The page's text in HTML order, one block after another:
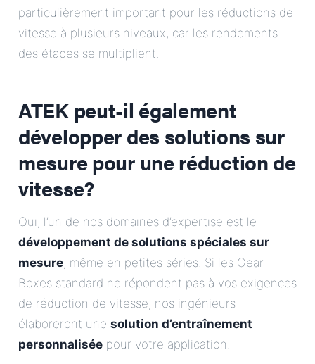
particulièrement important pour les réductions de
vitesse à plusieurs niveaux, car les rendements
des étapes se multiplient.
ATEK peut-il également
développer des solutions sur
mesure pour une réduction de
vitesse?
Oui, l’un de nos domaines d’expertise est le
développement de solutions spéciales sur
mesure, même en petites séries. Si les Gear
Boxes standard ne répondent pas à vos exigences
de réduction de vitesse, nos ingénieurs
élaboreront une solution d’entraînement
personnalisée pour votre application.